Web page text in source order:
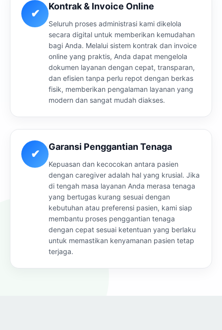
✔
Kontrak & Invoice Online
Seluruh proses administrasi kami dikelola
secara digital untuk memberikan kemudahan
bagi Anda. Melalui sistem kontrak dan invoice
online yang praktis, Anda dapat mengelola
dokumen layanan dengan cepat, transparan,
dan efisien tanpa perlu repot dengan berkas
fisik, memberikan pengalaman layanan yang
modern dan sangat mudah diakses.
✔
Garansi Penggantian Tenaga
Kepuasan dan kecocokan antara pasien
dengan caregiver adalah hal yang krusial. Jika
di tengah masa layanan Anda merasa tenaga
yang bertugas kurang sesuai dengan
kebutuhan atau preferensi pasien, kami siap
membantu proses penggantian tenaga
dengan cepat sesuai ketentuan yang berlaku
untuk memastikan kenyamanan pasien tetap
terjaga.